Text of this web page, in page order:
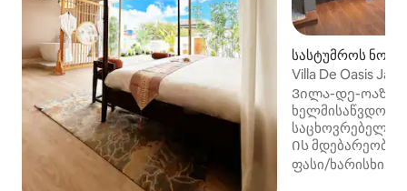
სასტუმროს
ეუი)
Villa De Oasis
Ვილა-დე-
ხელმისაწვდომ,
საცხოვრებელს
Ის მდებარეობს
სავაჭრო
ფასი/ხარისხი